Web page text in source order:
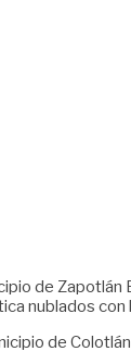
de
nublados
de